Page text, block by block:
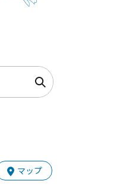
マップ